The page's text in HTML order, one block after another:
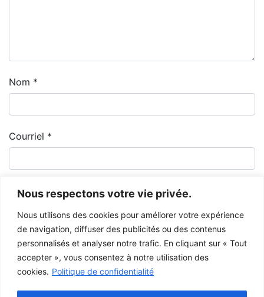
Nous respectons votre vie privée.
Nous utilisons des cookies pour améliorer votre expérience
de navigation, diffuser des publicités ou des contenus
personnalisés et analyser notre trafic. En cliquant sur « Tout
accepter », vous consentez à notre utilisation des
cookies. Politique de confidentialité
Nom *
Courriel *